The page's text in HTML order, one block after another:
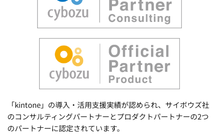
「kintone」の導入・活用支援実績が認められ、サイボウズ社
のコンサルティングパートナーとプロダクトパートナーの2つ
のパートナーに認定されています。